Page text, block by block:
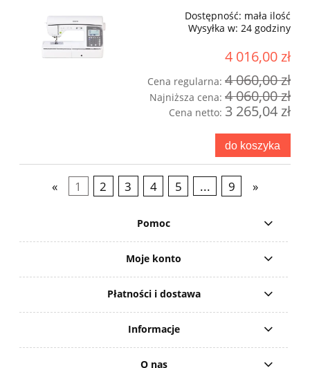
Dostępność: mała ilość
Wysyłka w: 24 godziny
4 016,00 zł
Cena regularna: 4 060,00 zł
Najniższa cena: 4 060,00 zł
Cena netto: 3 265,04 zł
do koszyka
« 1 2 3 4 5 ... 9 »
Pomoc
Moje konto
Płatności i dostawa
Informacje
O nas